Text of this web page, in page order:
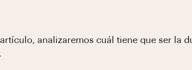
analizaremos cuál tiene que ser la